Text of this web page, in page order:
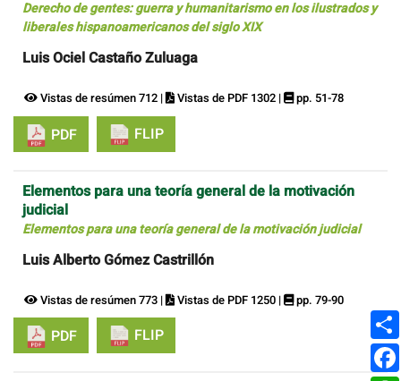
Derecho de gentes: guerra y humanitarismo en los ilustrados y
liberales hispanoamericanos del siglo XIX
Luis Ociel Castaño Zuluaga
Vistas de resúmen 712 | Vistas de PDF 1302 | pp. 51-78
PDF FLIP
Elementos para una teoría general de la motivación
judicial
Elementos para una teoría general de la motivación judicial
Luis Alberto Gómez Castrillón
Vistas de resúmen 773 | Vistas de PDF 1250 | pp. 79-90
PDF FLIP